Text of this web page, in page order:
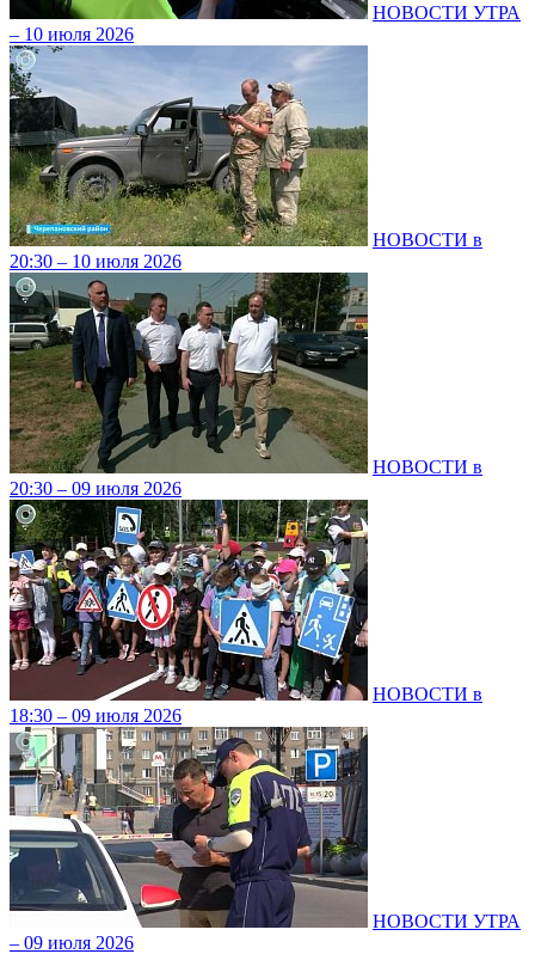
НОВОСТИ УТРА
– 10 июля 2026
НОВОСТИ в
20:30 – 10 июля 2026
НОВОСТИ в
20:30 – 09 июля 2026
НОВОСТИ в
18:30 – 09 июля 2026
НОВОСТИ УТРА
– 09 июля 2026